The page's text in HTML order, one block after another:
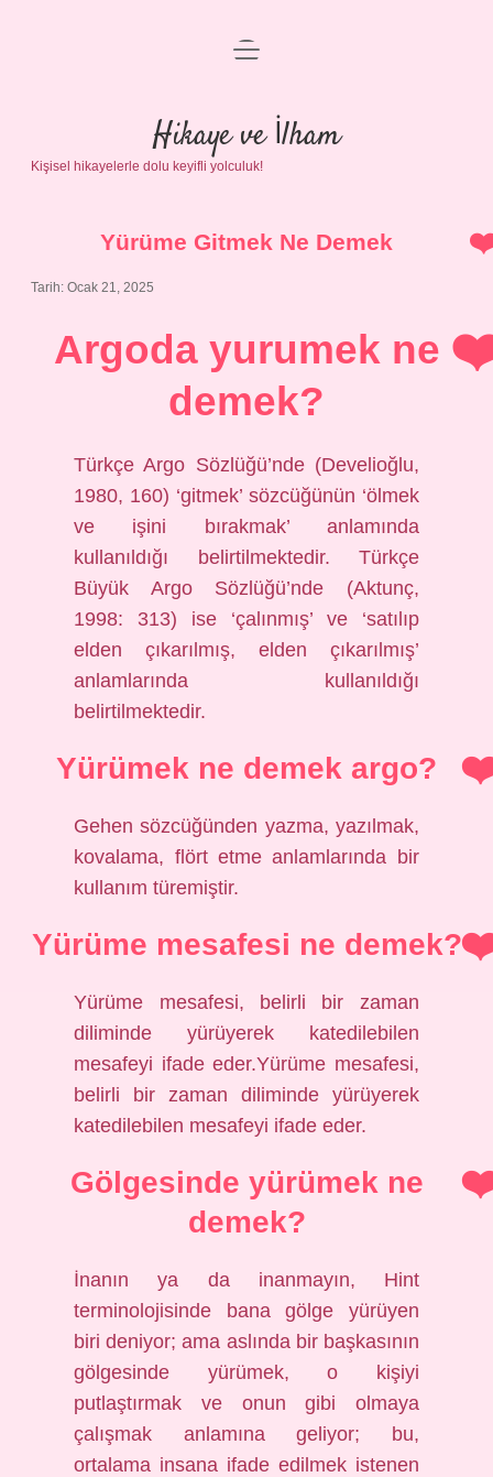
Anasayfa
Gizlilik Politikası
Yasal Uyarı
menüyü
Hikaye ve İlham
Kişisel hikayelerle dolu keyifli yolculuk!
Yürüme Gitmek Ne Demek
Tarih: Ocak 21, 2025
Argoda yurumek ne
demek?
Türkçe Argo Sözlüğü’nde (Develioğlu,
1980, 160) ‘gitmek’ sözcüğünün ‘ölmek
ve işini bırakmak’ anlamında
kullanıldığı belirtilmektedir. Türkçe
Büyük Argo Sözlüğü’nde (Aktunç,
1998: 313) ise ‘çalınmış’ ve ‘satılıp
elden çıkarılmış, elden çıkarılmış’
anlamlarında kullanıldığı
belirtilmektedir.
Yürümek ne demek argo?
Gehen sözcüğünden yazma, yazılmak,
kovalama, flört etme anlamlarında bir
kullanım türemiştir.
Yürüme mesafesi ne demek?
Yürüme mesafesi, belirli bir zaman
diliminde yürüyerek katedilebilen
mesafeyi ifade eder.Yürüme mesafesi,
belirli bir zaman diliminde yürüyerek
katedilebilen mesafeyi ifade eder.
Gölgesinde yürümek ne
demek?
İnanın ya da inanmayın, Hint
terminolojisinde bana gölge yürüyen
biri deniyor; ama aslında bir başkasının
gölgesinde yürümek, o kişiyi
putlaştırmak ve onun gibi olmaya
çalışmak anlamına geliyor; bu,
ortalama insana ifade edilmek istenen